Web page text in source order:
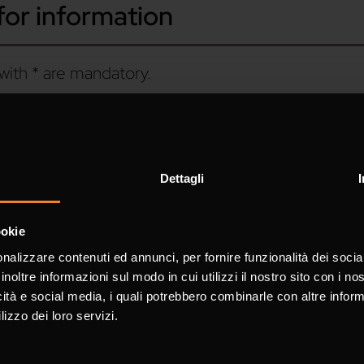
Dettagli
contenuti ed annunci, per fornire funzionalità dei
informazioni sul modo in cui utilizzi il nostro sito con i
e social media, i quali potrebbero combinarle con altre
dei loro servizi.
information
* are mandatory.